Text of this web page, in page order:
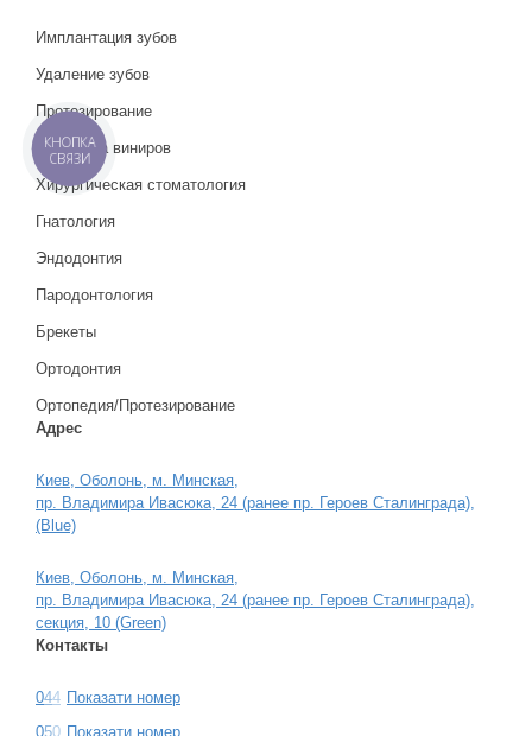
Имплантация зубов
Удаление зубов
Протезирование
Установка виниров
Хирургическая стоматология
Гнатология
Эндодонтия
Пародонтология
Брекеты
Ортодонтия
Ортопедия/Протезирование
Адрес
Киев, Оболонь, м. Минская,
пр. Владимира Ивасюка, 24 (ранее пр. Героев Сталинграда),
(Blue)
Киев, Оболонь, м. Минская,
пр. Владимира Ивасюка, 24 (ранее пр. Героев Сталинграда),
секция, 10 (Green)
Контакты
044 Показати номер
050 Показати номер
КНОПКА
СВЯЗИ